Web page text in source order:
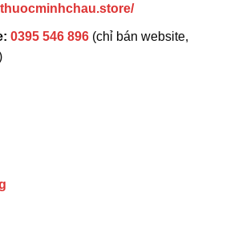
0395 546 896 (chỉ bán website,